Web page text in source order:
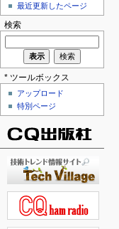
最近更新したページ
検索
* ツールボックス
アップロード
特別ページ